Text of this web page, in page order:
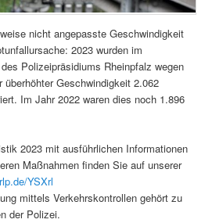
nicht angepasste Geschwindigkeit
2023 wurden im
Polizeipräsidiums Rheinpfalz wegen
überhöhter Geschwindigkeit 2.062
Im Jahr 2022 waren dies noch 1.896
2023 mit ausführlichen Informationen
Maßnahmen finden Sie auf unserer
YSXrl
mittels Verkehrskontrollen gehört zu
der Polizei.